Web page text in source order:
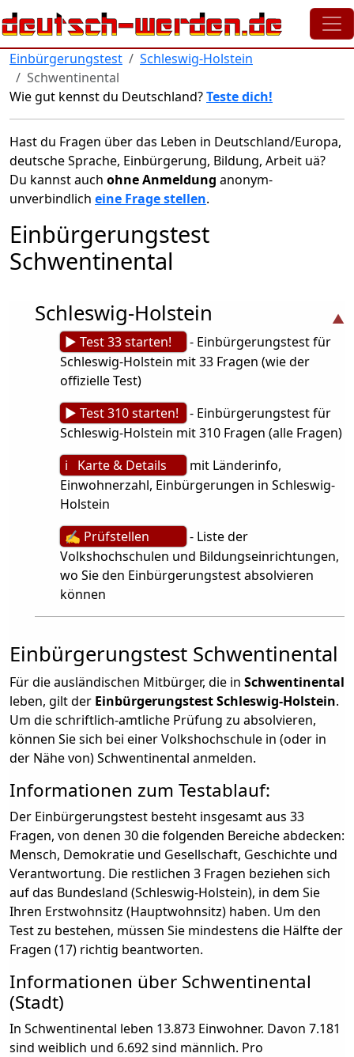
Direkt zum Inhalt
Einbürgerungstest
Schleswig-Holstein
Schwentinental
Wie gut kennst du Deutschland?Teste dich!
Hast du Fragen über das Leben in Deutschland/Europa,
deutsche Sprache, Einbürgerung, Bildung, Arbeit uä?
Du kannst auch ohne Anmeldung anonym-
unverbindlich eine Frage stellen.
Einbürgerungstest
Schwentinental
Schleswig-Holstein
► Test 33 starten!
- Einbürgerungstest für
Schleswig-Holstein mit 33 Fragen (wie der
offizielle Test)
► Test 310 starten!
- Einbürgerungstest für
Schleswig-Holstein mit 310 Fragen (alle Fragen)
ℹ Karte & Details
mit Länderinfo,
Einwohnerzahl, Einbürgerungen in Schleswig-
Holstein
✍ Prüfstellen
- Liste der
Volkshochschulen und Bildungseinrichtungen,
wo Sie den Einbürgerungstest absolvieren
können
Einbürgerungstest Schwentinental
Für die ausländischen Mitbürger, die in Schwentinental
leben, gilt der Einbürgerungstest Schleswig-Holstein.
Um die schriftlich-amtliche Prüfung zu absolvieren,
können Sie sich bei einer Volkshochschule in (oder in
der Nähe von) Schwentinental anmelden.
Informationen zum Testablauf:
Der Einbürgerungstest besteht insgesamt aus 33
Fragen, von denen 30 die folgenden Bereiche abdecken:
Mensch, Demokratie und Gesellschaft, Geschichte und
Verantwortung. Die restlichen 3 Fragen beziehen sich
auf das Bundesland (Schleswig-Holstein), in dem Sie
Ihren Erstwohnsitz (Hauptwohnsitz) haben. Um den
Test zu bestehen, müssen Sie mindestens die Hälfte der
Fragen (17) richtig beantworten.
Informationen über Schwentinental
(Stadt)
In Schwentinental leben 13.873 Einwohner. Davon 7.181
sind weiblich und 6.692 sind männlich. Pro